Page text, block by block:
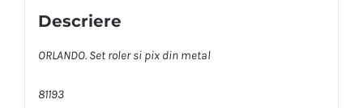
Descriere
ORLANDO. Set roler si pix din metal
81193